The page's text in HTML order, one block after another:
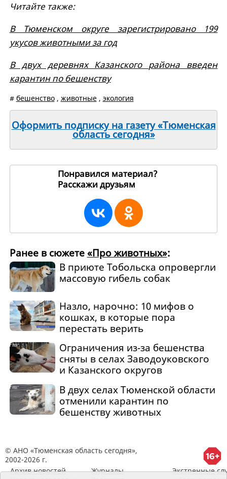
Читайте также:
В Тюменском округе зарегистрировано 199
укусов животными за год
В двух деревнях Казанского района введен
карантин по бешенству
# бешенство, животные, экология
Оформить подписку на газету «Тюменская
область сегодня»
Понравился материал?
Расскажи друзьям
Ранее в сюжете«Про животных»:
В приюте Тобольска опровергли
массовую гибель собак
Назло, нарочно: 10 мифов о
кошках, в которые пора
перестать верить
Ограничения из‑за бешенства
сняты в селах Заводоуковского
и Казанского округов
В двух селах Тюменской области
отменили карантин по
бешенству животных
© АНО «Тюменская область сегодня»,
2002-2026 г.
Архив новостей
Журналы
Экстренные